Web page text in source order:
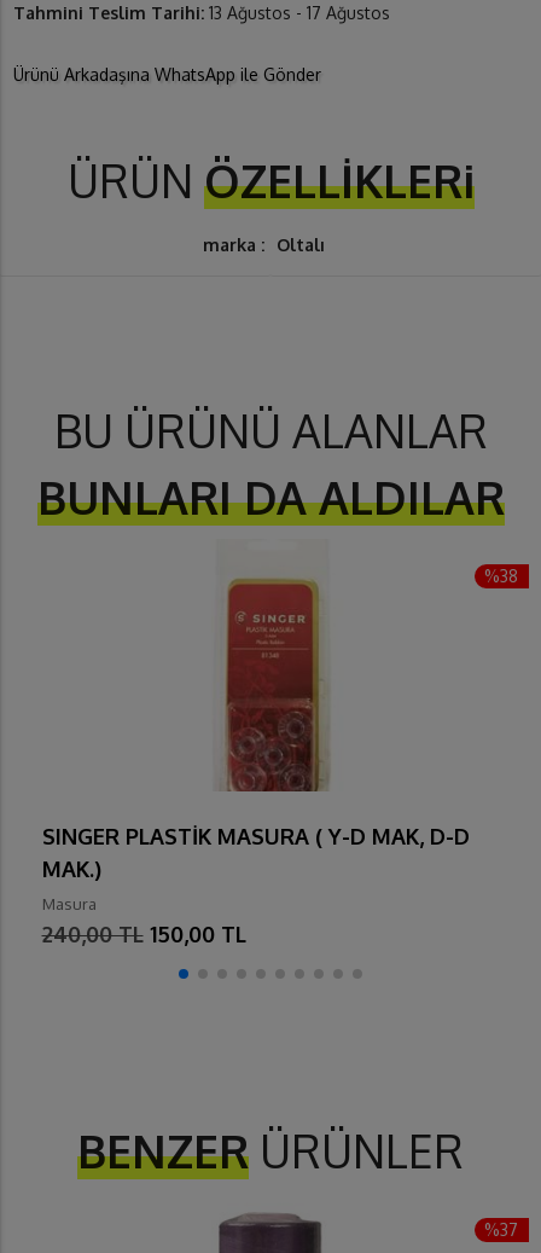
Tahmini Teslim Tarihi: 13 Ağustos - 17 Ağustos
Ürünü Arkadaşına WhatsApp ile Gönder
ÜRÜN ÖZELLİKLERi
marka : Oltalı
BU ÜRÜNÜ ALANLAR
BUNLARI DA ALDILAR
%38
SINGER PLASTİK MASURA ( Y-D MAK, D-D
MAK.)
Masura
240,00 TL 150,00 TL
BENZER ÜRÜNLER
%37